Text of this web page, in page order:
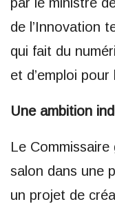
de l’Innovation
qui fait du
et d’emploi pour
Une ambition
Le
salon dans une
un projet de